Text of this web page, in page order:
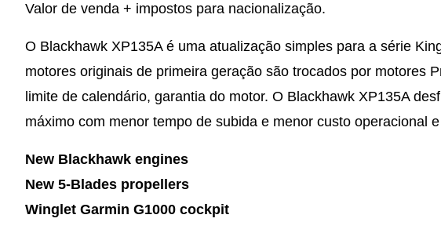
Valor de venda + impostos para nacionalização.
O Blackhawk XP135A é uma atualização simples para a série
motores originais de primeira geração são trocados por motores
limite de calendário, garantia do motor. O Blackhawk XP135A
máximo com menor tempo de subida e menor custo operacional
New Blackhawk engines
New 5-Blades propellers
Winglet Garmin G1000 cockpit